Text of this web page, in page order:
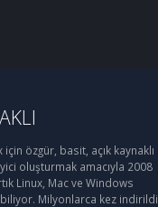
özgür, basit, açık kaynaklı
oluşturmak amacıyla 2008
Linux, Mac ve Windows
Milyonlarca kez indirildi